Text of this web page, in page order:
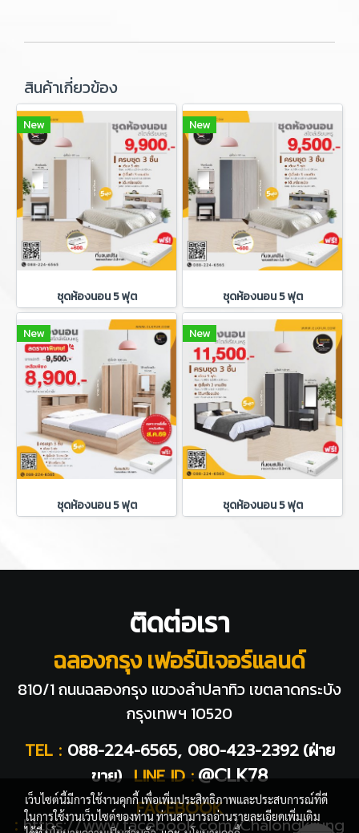
สินค้าเกี่ยวข้อง
New
ชุดห้องนอน 5 ฟุต
New
ชุดห้องนอน 5 ฟุต
New
ชุดห้องนอน 5 ฟุต
New
ชุดห้องนอน 5 ฟุต
ติดต่อเรา
ฉลองกรุง เฟอร์นิเจอร์แลนด์
810/1 ถนนฉลองกรุง แขวงลำปลาทิว เขตลาดกระบัง
กรุงเทพฯ 10520
TEL : 088-224-6565, 080-423-2392 (ฝ่าย
ขาย) LINE ID : @CLK78
FACEBOOK
: https://www.facebook.com/Chalongkrung
เว็บไซต์นี้มีการใช้งานคุกกี้ เพื่อเพิ่มประสิทธิภาพและประสบการณ์ที่ดี
ในการใช้งานเว็บไซต์ของท่าน ท่านสามารถอ่านรายละเอียดเพิ่มเติม